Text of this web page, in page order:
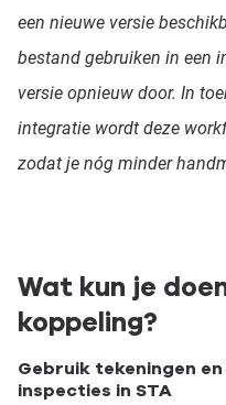
een nieuwe versie
bestand gebruiken in een
versie opnieuw door. In
integratie wordt deze
zodat je nóg minder
Wat kun je
koppeling?
Gebruik tekeningen
inspecties in STA